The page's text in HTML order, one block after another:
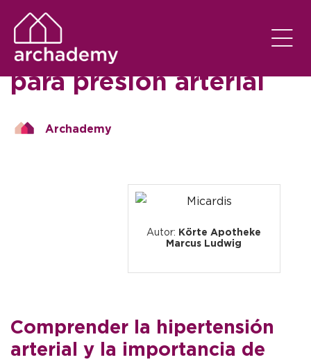
SEM CATEGORIA
Comprar Micardis
para presión arterial
Archademy
Autor: Körte Apotheke
Marcus Ludwig
Comprender la hipertensión
arterial y la importancia de